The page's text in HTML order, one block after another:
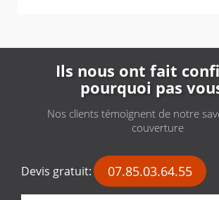
Ils nous ont fait
pourquoi pas
Nos clients témoignent de notre
couverture
Devis gratuit: 07.85.03.64.55